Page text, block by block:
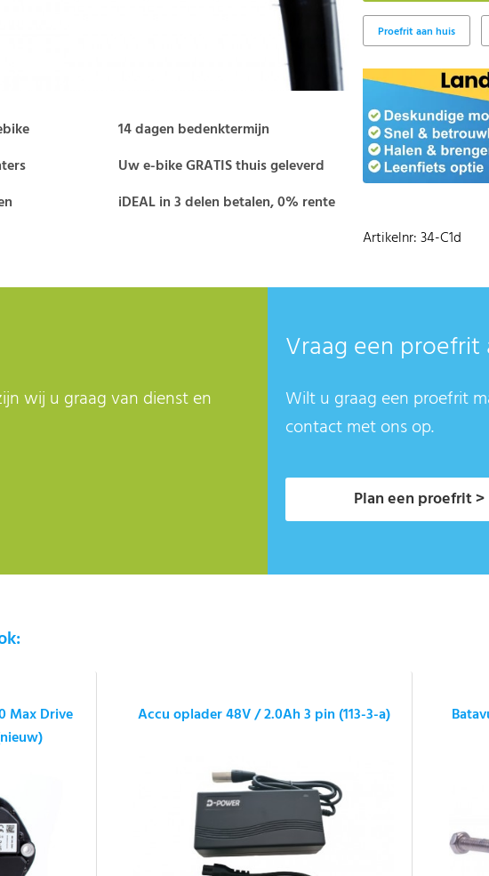
14 dagen bedenktermijn
Uw e-bike GRATIS thuis geleverd
iDEAL in 3 delen betalen, 0% rente
Artikelnr: 34-C1d
wij u graag van dienst en
Vraag een proefrit
Wilt u graag een proefrit
contact met ons op.
Plan een proefrit >
Max Drive
Accu oplader 48V / 2.0Ah 3 pin (113-3-a)